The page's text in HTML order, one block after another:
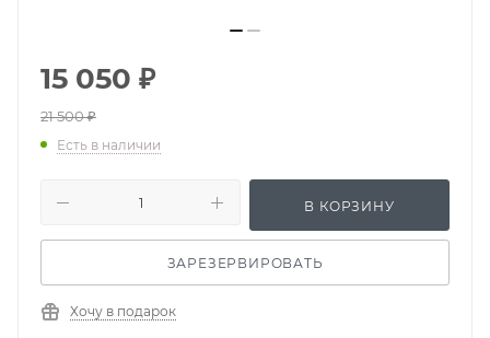
15 050 ₽
21 500₽
Есть в наличии
В КОРЗИНУ
ЗАРЕЗЕРВИРОВАТЬ
Хочу в подарок